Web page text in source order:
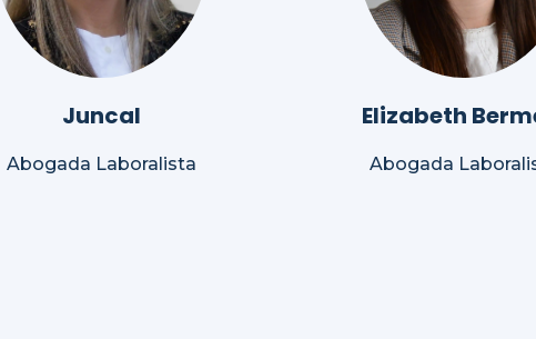
Juncal
Abogada Laboralista
Elizabeth
Abogada